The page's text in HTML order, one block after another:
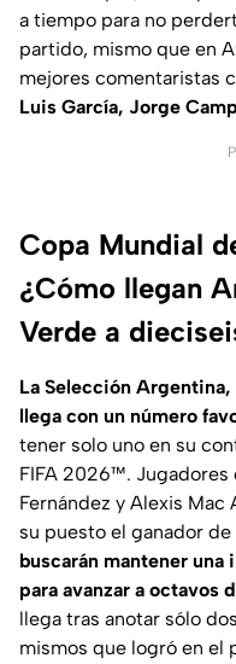
a tiempo para no
partido, mismo que en
mejores comentaristas
Luis García, Jorge
Copa Mundial
¿Cómo llegan
Verde a
La Selección
llega con un número
tener solo uno en su
FIFA 2026™. Jugadores
Fernández y Alexis
su puesto el ganador
buscarán mantener
para avanzar a octavos
llega tras anotar sólo
mismos que logró en el